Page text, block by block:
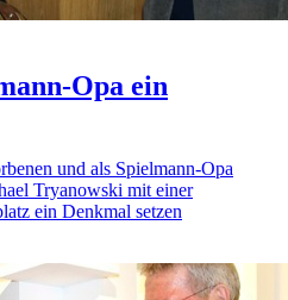
Opa ein
und als Spielmann-Opa
Tryanowski mit einer
ein Denkmal setzen